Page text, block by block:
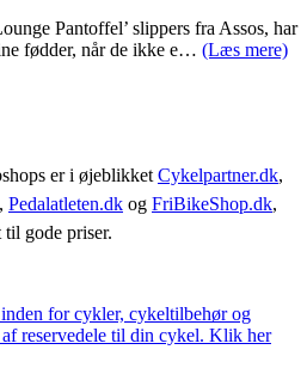
Pantoffel’ slippers fra Assos, har
fødder, når de ikke e… (Læs mere)
er i øjeblikket Cykelpartner.dk,
, Pedalatleten.dk og FriBikeShop.dk,
til gode priser.
for cykler, cykeltilbehør og
reservedele til din cykel. Klik her